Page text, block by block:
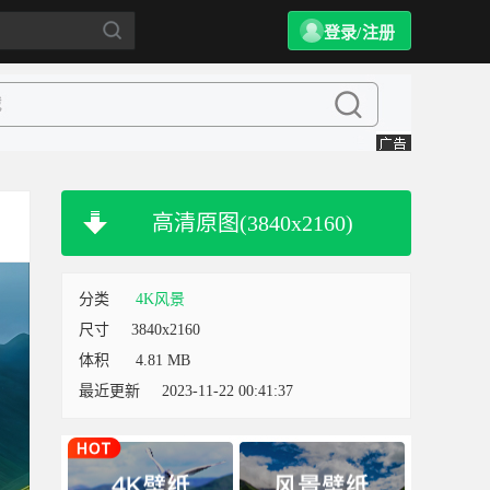
登录/注册
高清原图(3840x2160)
分类
4K风景
尺寸
3840x2160
体积
4.81 MB
最近更新
2023-11-22 00:41:37